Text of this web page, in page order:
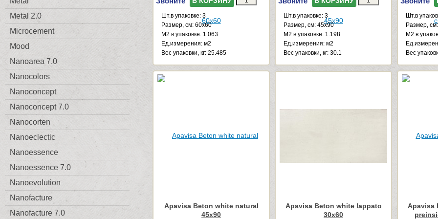
Metal 2.0
Microcement
Mood
Nanoarea 7.0
Nanocolors
Nanoconcept
Nanoconcept 7.0
Nanocorten
Nanoeclectic
Nanoessence
Nanoessence 7.0
Nanoevolution
Nanofacture
Nanofacture 7.0
Шт.в упаковке: 3
Размер, см: 60x60
М2 в упаковке: 1.063
Ед.измерения: м2
Веc упаковки, кг: 25.485
Шт.в упаковке: 3
Размер, см: 45x90
М2 в упаковке: 1.198
Ед.измерения: м2
Веc упаковки, кг: 30.1
Шт.в
Размер,
М2 в
Веc
Apavisa Beton white natural
45x90
Apavisa Beton white lappato
30x60
Apavisa